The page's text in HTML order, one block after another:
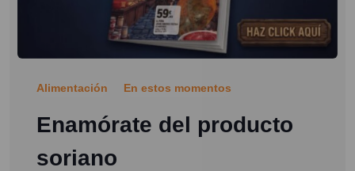
Alimentación En estos momentos
Enamórate del producto
soriano